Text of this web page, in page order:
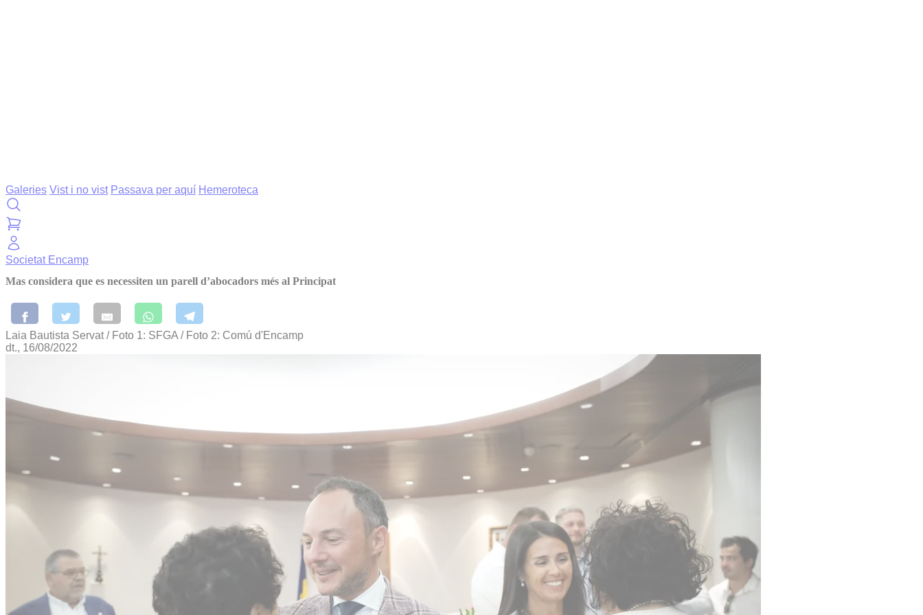
Galeries Vist i no vist Passava per aquí Hemeroteca
Societat Encamp
Mas considera que es necessiten un parell d’abocadors més al Principat
Laia Bautista Servat / Foto 1: SFGA / Foto 2: Comú d'Encamp
dt., 16/08/2022